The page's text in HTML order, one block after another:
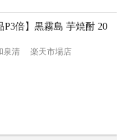
P3倍】黒霧島 芋焼酎 20
泉清 楽天市場店